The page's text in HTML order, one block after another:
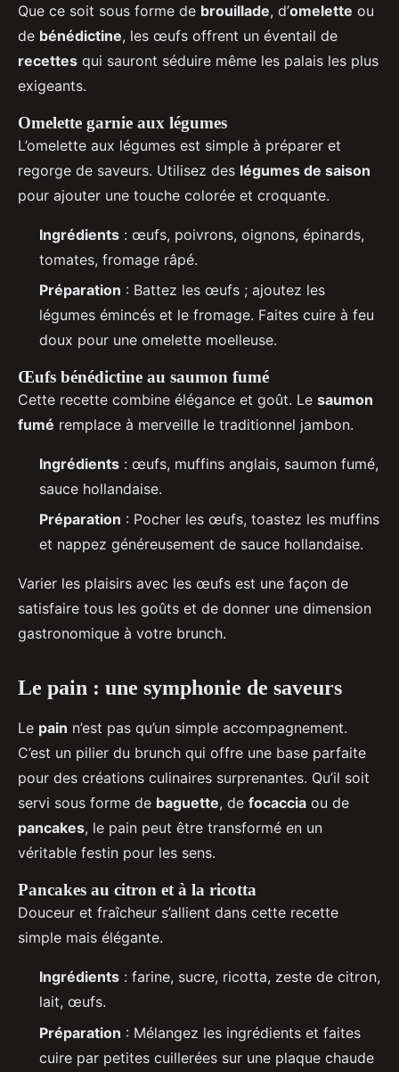
Que ce soit sous forme de brouillade, d’omelette ou
de bénédictine, les œufs offrent un éventail de
recettes qui sauront séduire même les palais les plus
exigeants.
Omelette garnie aux légumes
L’omelette aux légumes est simple à préparer et
regorge de saveurs. Utilisez des légumes de saison
pour ajouter une touche colorée et croquante.
Ingrédients : œufs, poivrons, oignons, épinards,
tomates, fromage râpé.
Préparation : Battez les œufs ; ajoutez les
légumes émincés et le fromage. Faites cuire à feu
doux pour une omelette moelleuse.
Œufs bénédictine au saumon fumé
Cette recette combine élégance et goût. Le saumon
fumé remplace à merveille le traditionnel jambon.
Ingrédients : œufs, muffins anglais, saumon fumé,
sauce hollandaise.
Préparation : Pocher les œufs, toastez les muffins
et nappez généreusement de sauce hollandaise.
Varier les plaisirs avec les œufs est une façon de
satisfaire tous les goûts et de donner une dimension
gastronomique à votre brunch.
Le pain : une symphonie de saveurs
Le pain n’est pas qu’un simple accompagnement.
C’est un pilier du brunch qui offre une base parfaite
pour des créations culinaires surprenantes. Qu’il soit
servi sous forme de baguette, de focaccia ou de
pancakes, le pain peut être transformé en un
véritable festin pour les sens.
Pancakes au citron et à la ricotta
Douceur et fraîcheur s’allient dans cette recette
simple mais élégante.
Ingrédients : farine, sucre, ricotta, zeste de citron,
lait, œufs.
Préparation : Mélangez les ingrédients et faites
cuire par petites cuillerées sur une plaque chaude